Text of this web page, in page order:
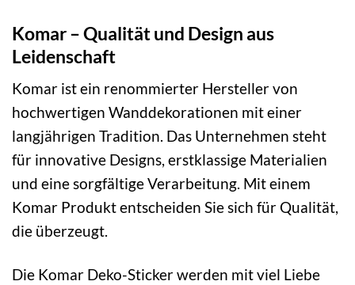
Komar – Qualität und Design aus
Leidenschaft
Komar ist ein renommierter Hersteller von
hochwertigen Wanddekorationen mit einer
langjährigen Tradition. Das Unternehmen steht
für innovative Designs, erstklassige Materialien
und eine sorgfältige Verarbeitung. Mit einem
Komar Produkt entscheiden Sie sich für Qualität,
die überzeugt.
Die Komar Deko-Sticker werden mit viel Liebe